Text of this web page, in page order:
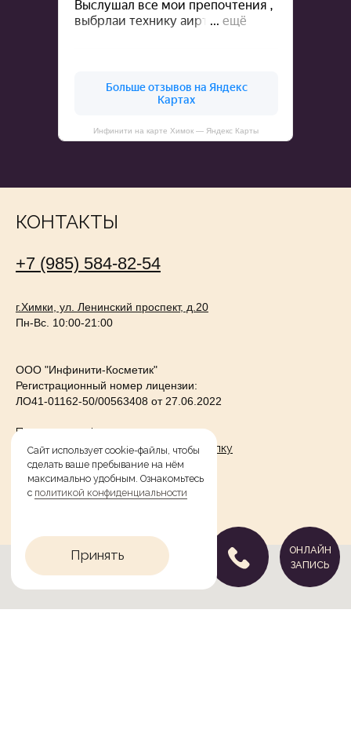
Инфинити на карте Химок — Яндекс Карты
КОНТАКТЫ
+7 (985) 584-82-54
г.Химки, ул. Ленинский проспект, д.20
Пн-Вс. 10:00-21:00
ООО "Инфинити-Косметик"
Регистрационный номер лицензии:
ЛО41-01162-50/00563408 от 27.06.2022
Политика конфиденциальности
Согласие на информационную рассылку